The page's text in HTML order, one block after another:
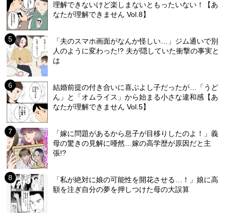
理解できないけど楽しまないともったいない！【あ
なたが理解できません Vol.8】
「夫のスマホ画面がなんか怪しい…」ジム通いで別
人のように変わった!? 夫が隠していた衝撃の事実と
は
結婚前提の付き合いに喜ぶよし子だったが…「うど
ん」と「オムライス」から始まる小さな違和感【あ
なたが理解できません Vol.5】
「嫁に問題があるから息子が目移りしたのよ！」義
母の驚きの見解に唖然…嫁の高学歴が原因だと主
張!?
「私が絶対に娘の可能性を開花させる…！」娘に高
額を注ぎ自分の夢を押しつけた母の大誤算